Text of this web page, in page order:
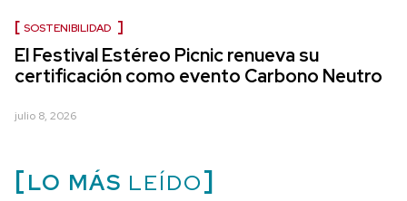
SOSTENIBILIDAD
El Festival Estéreo Picnic renueva su
certificación como evento Carbono Neutro
julio 8, 2026
LO MÁS LEÍDO